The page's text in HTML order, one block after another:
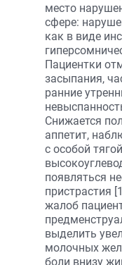
место
сфере:
как в виде
Пациентки
засыпания,
ранние
Снижается
аппетит,
с особой
появляться
пристрастия
жалоб
выделить
молочных
боли внизу